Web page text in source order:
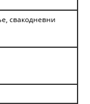
свакодневни